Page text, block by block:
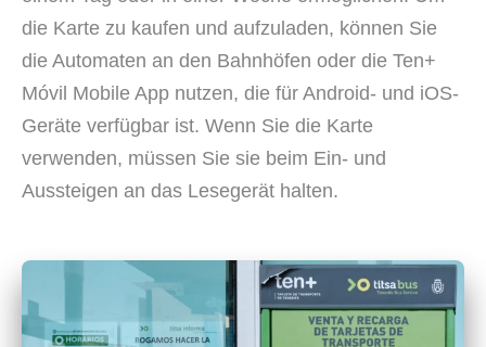
die Karte zu kaufen und aufzuladen, können Sie
die Automaten an den Bahnhöfen oder die Ten+
Móvil Mobile App nutzen, die für Android- und iOS-
Geräte verfügbar ist. Wenn Sie die Karte
verwenden, müssen Sie sie beim Ein- und
Aussteigen an das Lesegerät halten.